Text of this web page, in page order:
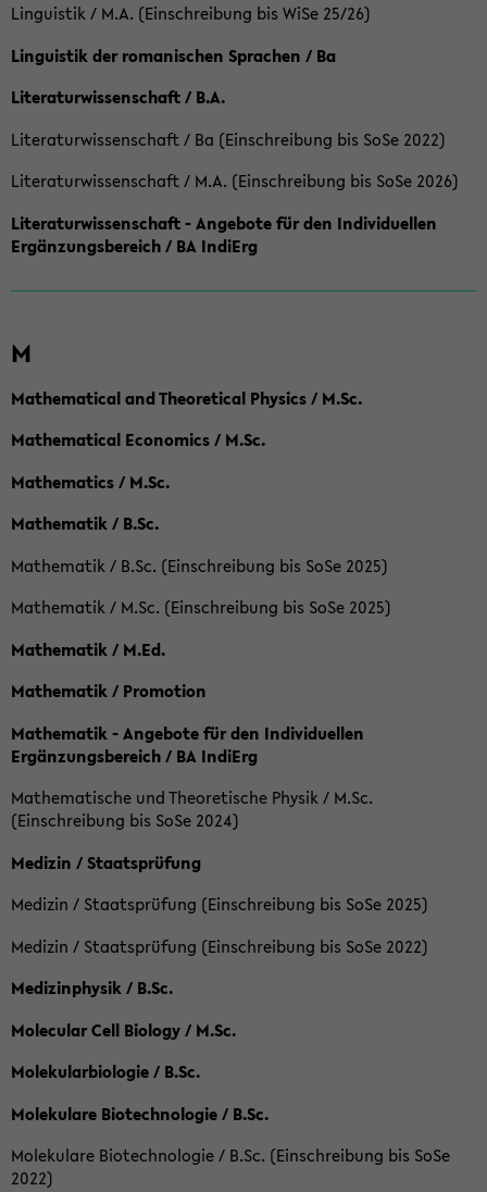
Linguistik / M.A. (Einschreibung bis WiSe 25/26)
Linguistik der romanischen Sprachen / Ba
Literaturwissenschaft / B.A.
Literaturwissenschaft / Ba (Einschreibung bis SoSe 2022)
Literaturwissenschaft / M.A. (Einschreibung bis SoSe 2026)
Literaturwissenschaft - Angebote für den Individuellen
Ergänzungsbereich / BA IndiErg
M
Mathematical and Theoretical Physics / M.Sc.
Mathematical Economics / M.Sc.
Mathematics / M.Sc.
Mathematik / B.Sc.
Mathematik / B.Sc. (Einschreibung bis SoSe 2025)
Mathematik / M.Sc. (Einschreibung bis SoSe 2025)
Mathematik / M.Ed.
Mathematik / Promotion
Mathematik - Angebote für den Individuellen
Ergänzungsbereich / BA IndiErg
Mathematische und Theoretische Physik / M.Sc.
(Einschreibung bis SoSe 2024)
Medizin / Staatsprüfung
Medizin / Staatsprüfung (Einschreibung bis SoSe 2025)
Medizin / Staatsprüfung (Einschreibung bis SoSe 2022)
Medizinphysik / B.Sc.
Molecular Cell Biology / M.Sc.
Molekularbiologie / B.Sc.
Molekulare Biotechnologie / B.Sc.
Molekulare Biotechnologie / B.Sc. (Einschreibung bis SoSe
2022)